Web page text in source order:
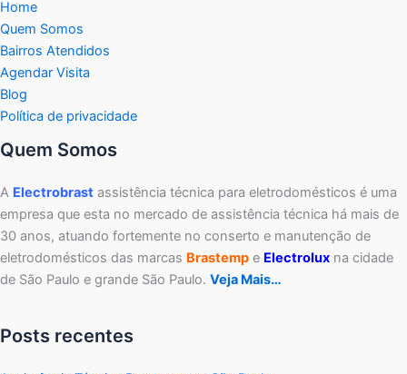
Home
Quem Somos
Bairros Atendidos
Agendar Visita
Blog
Política de privacidade
Quem Somos
A Electrobrast assistência técnica para eletrodomésticos é uma
empresa que esta no mercado de assistência técnica há mais de
30 anos, atuando fortemente no conserto e manutenção de
eletrodomésticos das marcas Brastemp e Electrolux na cidade
de São Paulo e grande São Paulo. Veja Mais…
Posts recentes